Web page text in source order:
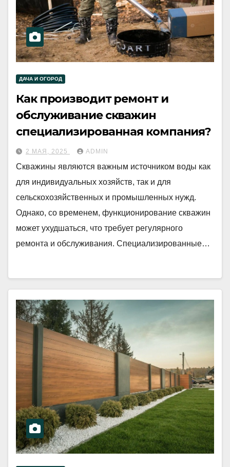
ДАЧА И ОГОРОД
Как производит ремонт и
обслуживание скважин
специализированная компания?
2 МАЯ, 2025 ADMIN
Скважины являются важным источником воды как
для индивидуальных хозяйств, так и для
сельскохозяйственных и промышленных нужд.
Однако, со временем, функционирование скважин
может ухудшаться, что требует регулярного
ремонта и обслуживания. Специализированные…